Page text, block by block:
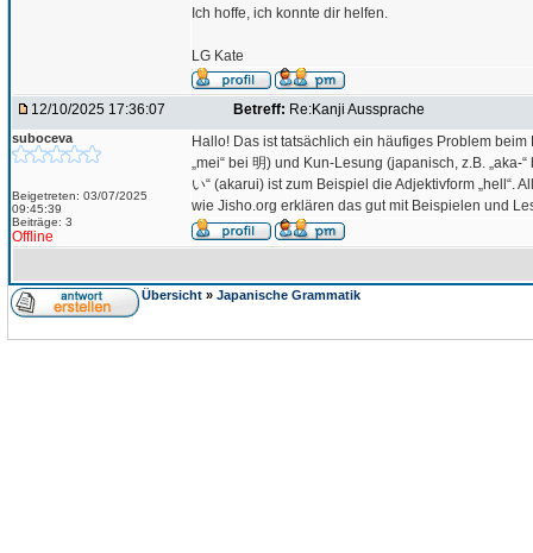
Ich hoffe, ich konnte dir helfen.
LG Kate
12/10/2025 17:36:07 Betreff: Re:Kanji Aussprache
suboceva
Beigetreten: 03/07/2025
09:45:39
Beiträge: 3
Offline
Hallo! Das ist tatsächlich ein häufiges Problem
„mei“ bei 明) und Kun-Lesung (japanisch, z.B.
い“ (akarui) ist zum Beispiel die Adjektivform
wie Jisho.org erklären das gut mit Beispielen und
Übersicht » Japanische Grammatik